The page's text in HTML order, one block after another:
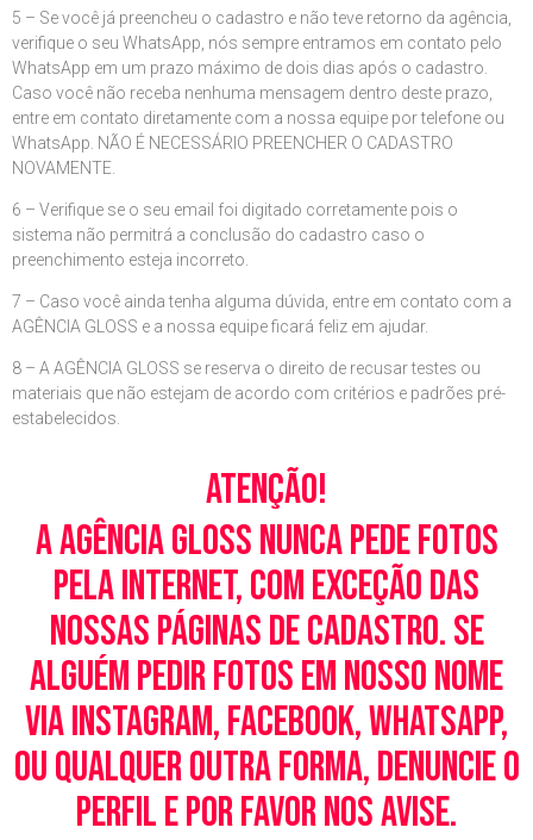
5 – Se você já preencheu o cadastro e não teve retorno da agência,
verifique o seu WhatsApp, nós sempre entramos em contato pelo
WhatsApp em um prazo máximo de dois dias após o cadastro.
Caso você não receba nenhuma mensagem dentro deste prazo,
entre em contato diretamente com a nossa equipe por telefone ou
WhatsApp. NÃO É NECESSÁRIO PREENCHER O CADASTRO
NOVAMENTE.
6 – Verifique se o seu email foi digitado corretamente pois o
sistema não permitrá a conclusão do cadastro caso o
preenchimento esteja incorreto.
7 – Caso você ainda tenha alguma dúvida, entre em contato com a
AGÊNCIA GLOSS e a nossa equipe ficará feliz em ajudar.
8 – A AGÊNCIA GLOSS se reserva o direito de recusar testes ou
materiais que não estejam de acordo com critérios e padrões pré-
estabelecidos.
Atenção!
A Agência Gloss nunca pede fotos
pela Internet, com exceção das
nossas páginas de cadastro. Se
alguém pedir fotos em nosso nome
via Instagram, Facebook, WhatsApp,
ou qualquer outra forma, denuncie o
perfil e por favor nos avise.